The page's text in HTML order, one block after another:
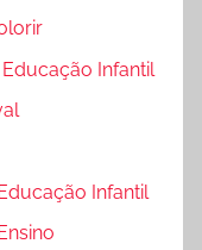
Infantil
Infantil